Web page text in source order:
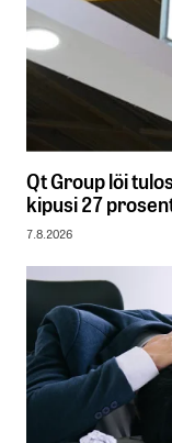
Qt Group löi
kipusi 27
7.8.2026